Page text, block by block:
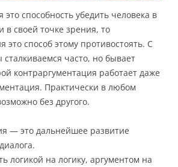
это способность убедить человека в
в своей точке зрения, то
это способ этому противостоять. С
часто, но бывает
контраргументация работает даже
Практически в любом
без другого.
— это дальнейшее развитие
логикой на логику, аргументом на